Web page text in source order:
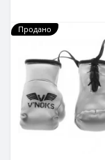
Продано